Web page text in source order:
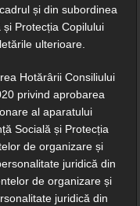
și din subordinea
Protecția Copilului
ulterioare.
Hotărârii Consiliului
privind aprobarea
al aparatului
Socială și Protecția
de organizare și
juridică din
de organizare și
juridică din